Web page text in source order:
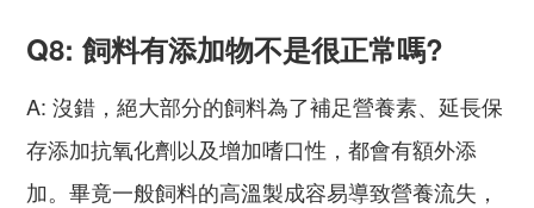
Q8: 飼料有添加物不是很正常嗎?
A: 沒錯，絕大部分的飼料為了補足營養素、延長保
存添加抗氧化劑以及增加嗜口性，都會有額外添
加。畢竟一般飼料的高溫製成容易導致營養流失，